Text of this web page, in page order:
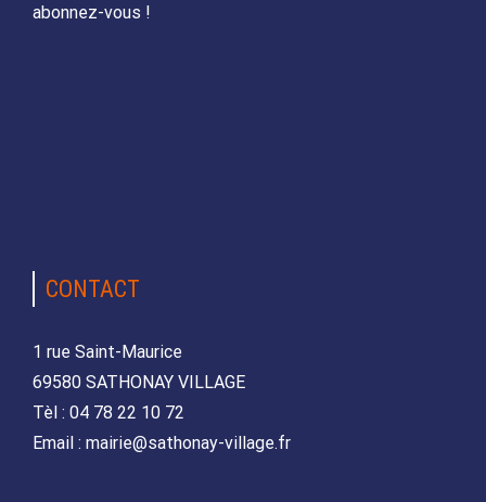
abonnez-vous !
CONTACT
1 rue Saint-Maurice
69580 SATHONAY VILLAGE
Tèl : 04 78 22 10 72
Email : mairie@sathonay-village.fr